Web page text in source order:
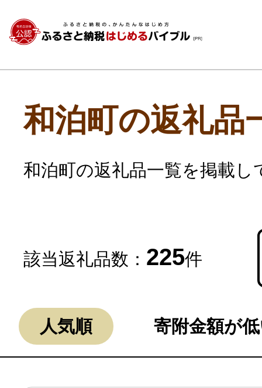
和泊町の返礼品
和泊町の返礼品一覧を掲載し
該当返礼品数： 225件
人気順 寄附金額が